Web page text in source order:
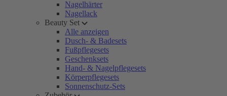
Nagelhärter
Nagellack
Beauty Set
Alle anzeigen
Dusch- & Badesets
Fußpflegesets
Geschenksets
Hand- & Nagelpflegesets
Körperpflegesets
Sonnenschutz-Sets